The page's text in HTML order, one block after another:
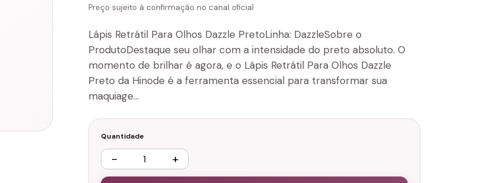
Preço sujeito à confirmação no canal oficial
Lápis Retrátil Para Olhos Dazzle PretoLinha: DazzleSobre o
ProdutoDestaque seu olhar com a intensidade do preto absoluto. O
momento de brilhar é agora, e o Lápis Retrátil Para Olhos Dazzle
Preto da Hinode é a ferramenta essencial para transformar sua
maquiage…
Quantidade
− +